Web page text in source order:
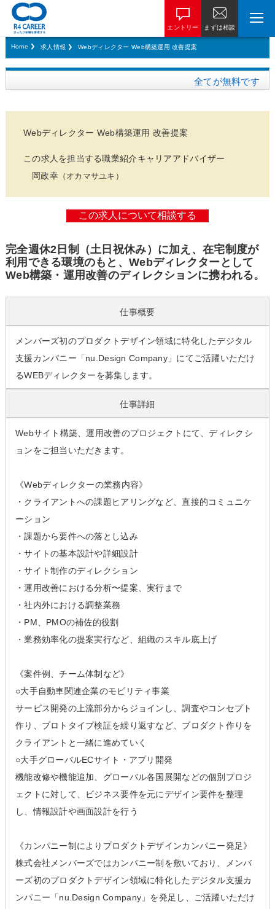
まずは相談
エントリー
Home 求人情報 Webディレクター Web構築運用 改善提案
全てが無料です
Webディレクター Web構築運用 改善提案
この求人を担当する職業紹介キャリアアドバイザー
岡政幸（オカマサユキ）
完全週休2日制（土日祝休み）に加え、在宅制度が
利用できる環境のもと、Webディレクターとして
Web構築・運用改善のディレクションに携われる。
仕事概要
メンバーズ初のプロダクトデザイン領域に特化したデジタル
支援カンパニー「nu.Design Company」にてご活躍いただけ
るWEBディレクターを募集します。
仕事詳細
Webサイト構築、運用改善のプロジェクトにて、ディレクシ
ョンをご担当いただきます。
《Webディレクターの業務内容》
・クライアントへの課題ヒアリングなど、直接的コミュニケ
ーション
・課題から要件への落とし込み
・サイトの基本設計や詳細設計
・サイト制作のディレクション
・運用改善における分析〜提案、実行まで
・社内外における調整業務
・PM、PMOの補佐的役割
・業務効率化の提案実行など、組織のスキル底上げ
《案件例、チーム体制など》
○大手自動車関連企業のモビリティ事業
サービス開発の上流部分からジョインし、調査やコンセプト
作り、プロトタイプ検証を繰り返すなど、プロダクト作りを
クライアントと一緒に進めていく
○大手グローバルECサイト・アプリ開発
機能改修や機能追加、グローバル各国展開などの個別プロジ
ェクトに対して、ビジネス要件を元にデザイン要件を整理
し、情報設計や画面設計を行う
《カンパニー制によりプロダクトデザインカンパニー発足》
株式会社メンバーズではカンパニー制を敷いており、メンバ
ーズ初のプロダクトデザイン領域に特化したデジタル支援カ
ンパニー「nu.Design Company」を発足し、ご活躍いただけ